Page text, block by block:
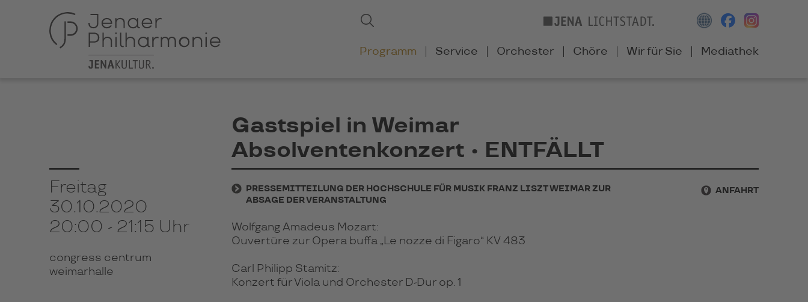
Suchbegriffe
Navigation
Programm Service Orchester Chöre Wir für Sie Mediathek
Freitag
30.10.2020
20:00 - 21:15 Uhr
congress centrum
weimarhalle
Gastspiel in Weimar
Absolventenkonzert • ENTFÄLLT
ANFAHRT
PRESSEMITTEILUNG DER HOCHSCHULE FÜR MUSIK FRANZ LISZT WEIMAR ZUR
ABSAGE DER VERANSTALTUNG
Wolfgang Amadeus Mozart:
Ouvertüre zur Opera buffa „Le nozze di Figaro“ KV 483
Carl Philipp Stamitz:
Konzert für Viola und Orchester D-Dur op. 1